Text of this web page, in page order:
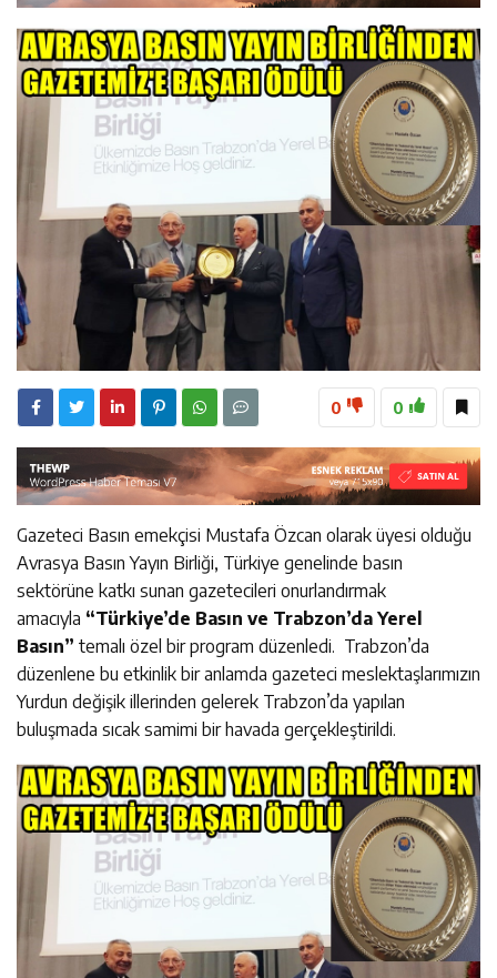
Çeyrek Asırlık Eser Okuyucularıyla Buluştu
18:31 Beşikdüzü’nde Trafik Kazası 1 Kişi Vefat Etti
0
0
Gazeteci Basın emekçisi Mustafa Özcan olarak üyesi olduğu
Avrasya Basın Yayın Birliği, Türkiye genelinde basın
sektörüne katkı sunan gazetecileri onurlandırmak
amacıyla “Türkiye’de Basın ve Trabzon’da Yerel
Basın” temalı özel bir program düzenledi. Trabzon’da
düzenlene bu etkinlik bir anlamda gazeteci meslektaşlarımızın
Yurdun değişik illerinden gelerek Trabzon’da yapılan
buluşmada sıcak samimi bir havada gerçekleştirildi.